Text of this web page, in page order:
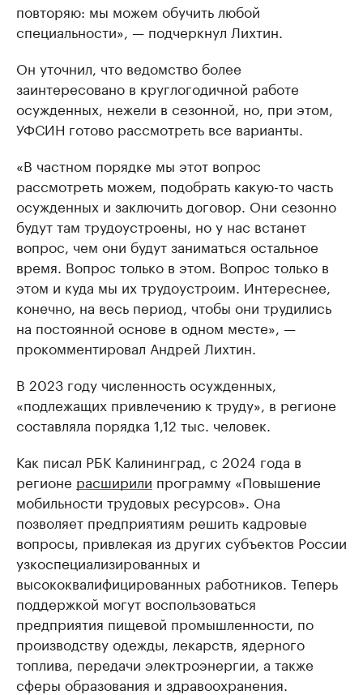
повторяю: мы можем обучить любой
специальности», — подчеркнул Лихтин.
Он уточнил, что ведомство более
заинтересовано в круглогодичной работе
осужденных, нежели в сезонной, но, при этом,
УФСИН готово рассмотреть все варианты.
«В частном порядке мы этот вопрос
рассмотреть можем, подобрать какую-то часть
осужденных и заключить договор. Они сезонно
будут там трудоустроены, но у нас встанет
вопрос, чем они будут заниматься остальное
время. Вопрос только в этом. Вопрос только в
этом и куда мы их трудоустроим. Интереснее,
конечно, на весь период, чтобы они трудились
на постоянной основе в одном месте», —
прокомментировал Андрей Лихтин.
В 2023 году численность осужденных,
«подлежащих привлечению к труду», в регионе
составляла порядка 1,12 тыс. человек.
Как писал РБК Калининград, с 2024 года в
регионе расширили программу «Повышение
мобильности трудовых ресурсов». Она
позволяет предприятиям решить кадровые
вопросы, привлекая из других субъектов России
узкоспециализированных и
высококвалифицированных работников. Теперь
поддержкой могут воспользоваться
предприятия пищевой промышленности, по
производству одежды, лекарств, ядерного
топлива, передачи электроэнергии, а также
сферы образования и здравоохранения.